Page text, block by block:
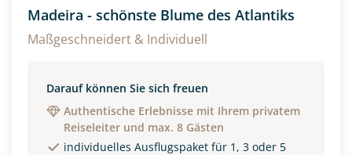
Madeira - schönste Blume des Atlantiks
Maßgeschneidert & Individuell
Darauf können Sie sich freuen
Authentische Erlebnisse mit Ihrem privatem
Reiseleiter und max. 8 Gästen
individuelles Ausflugspaket für 1, 3 oder 5
Alter
Unterkunft
EZ Familienzimmer